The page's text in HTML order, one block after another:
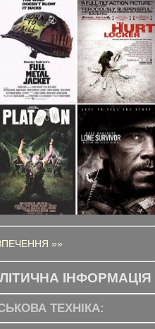
»»
ІНФОРМАЦІЯ
ТЕХНІКА: